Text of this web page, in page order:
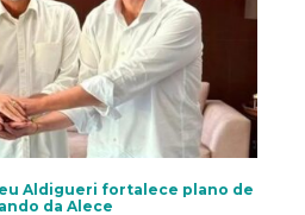
Aldigueri fortalece plano de
da Alece